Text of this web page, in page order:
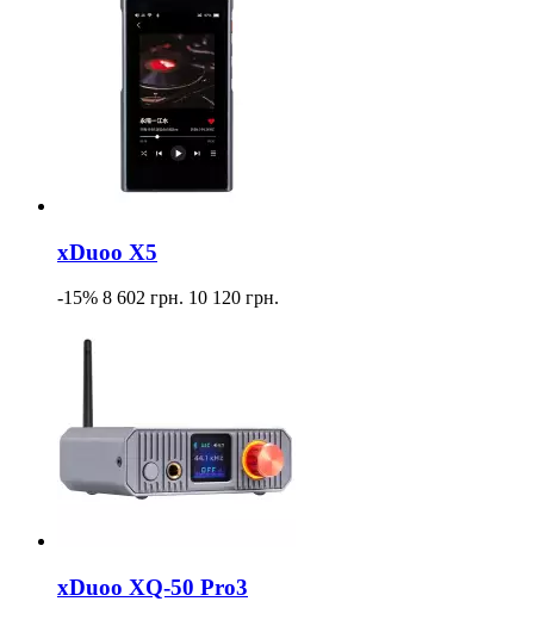
xDuoo X5
-15% 8 602 грн. 10 120 грн.
xDuoo XQ-50 Pro3